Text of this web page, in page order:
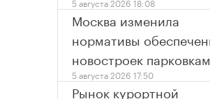
Москва изменила
нормативы
новостроек
5 августа 2026 17:50
Рынок курортной